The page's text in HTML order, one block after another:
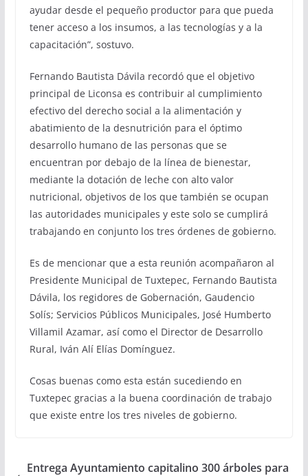
ayudar desde el pequeño productor para que pueda
tener acceso a los insumos, a las tecnologías y a la
capacitación”, sostuvo.
Fernando Bautista Dávila recordó que el objetivo
principal de Liconsa es contribuir al cumplimiento
efectivo del derecho social a la alimentación y
abatimiento de la desnutrición para el óptimo
desarrollo humano de las personas que se
encuentran por debajo de la línea de bienestar,
mediante la dotación de leche con alto valor
nutricional, objetivos de los que también se ocupan
las autoridades municipales y este solo se cumplirá
trabajando en conjunto los tres órdenes de gobierno.
Es de mencionar que a esta reunión acompañaron al
Presidente Municipal de Tuxtepec, Fernando Bautista
Dávila, los regidores de Gobernación, Gaudencio
Solís; Servicios Públicos Municipales, José Humberto
Villamil Azamar, así como el Director de Desarrollo
Rural, Iván Alí Elías Domínguez.
Cosas buenas como esta están sucediendo en
Tuxtepec gracias a la buena coordinación de trabajo
que existe entre los tres niveles de gobierno.
Entrega Ayuntamiento capitalino 300 árboles para